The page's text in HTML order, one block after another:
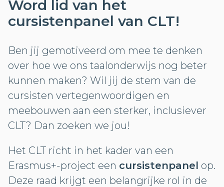
Word lid van het
cursistenpanel van CLT!
Ben jij gemotiveerd om mee te denken
over hoe we ons taalonderwijs nog beter
kunnen maken? Wil jij de stem van de
cursisten vertegenwoordigen en
meebouwen aan een sterker, inclusiever
CLT? Dan zoeken we jou!
Het CLT richt in het kader van een
Erasmus+-project een cursistenpanel op.
Deze raad krijgt een belangrijke rol in de